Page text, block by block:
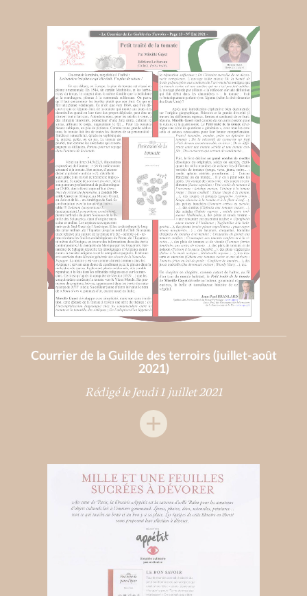
Courrier de la Guilde des terroirs (juillet-août
2021)
Rédigé le Jeudi 1 juillet 2021